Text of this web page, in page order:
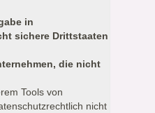
in
sichere Drittstaaten
die nicht
Tools von
nicht